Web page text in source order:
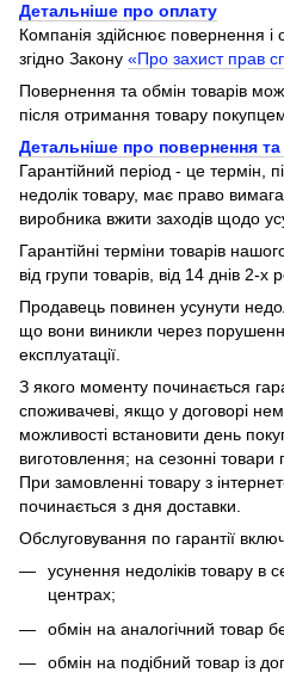
Детальніше про оплату
Компанія здійснює повернення і
згідно Закону «Про захист прав
Повернення та обмін товарів
після отримання товару
Детальніше про повернення та
Гарантійний період - це термін,
недолік товару, має право
виробника вжити заходів щодо
Гарантійні терміни товарів
від групи товарів, від 14 днів 2-х
Продавець повинен усунути
що вони виникли через
експлуатації.
З якого моменту починається
споживачеві, якщо у договорі
можливості встановити день
виготовлення; на сезонні товари
При замовленні товару з
починається з дня доставки.
Обслуговування по гарантії
усунення недоліків товару в
центрах;
обмін на аналогічний товар
обмін на подібний товар із